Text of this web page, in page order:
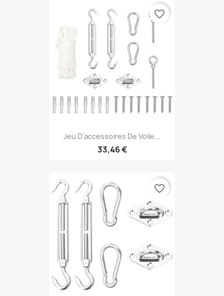
Jeu D'accessoires De Voile...
33,46 €
favorite_border
favorite_border